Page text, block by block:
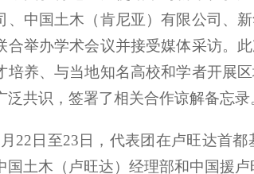
、中国土木（肯尼亚）有限公司、
合举办学术会议并接受媒体采访。
培养、与当地知名高校和学者开展
泛共识，签署了相关合作谅解备忘
22日至23日，代表团在卢旺达首
国土木（卢旺达）经理部和中国援卢